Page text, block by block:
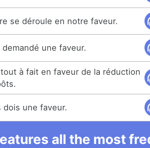
se déroule en notre faveur.
demandé une faveur.
à fait en faveur de la réduction
dois une faveur.
all the most